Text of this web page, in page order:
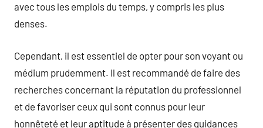
avec tous les emplois du temps, y compris les plus
denses.
Cependant, il est essentiel de opter pour son voyant ou
médium prudemment. Il est recommandé de faire des
recherches concernant la réputation du professionnel
et de favoriser ceux qui sont connus pour leur
honnêteté et leur aptitude à présenter des guidances